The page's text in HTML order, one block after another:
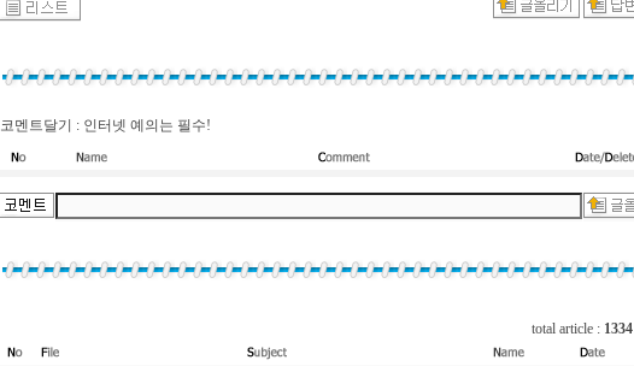
코멘트달기 : 인터넷 예의는 필수!
total article : 1334